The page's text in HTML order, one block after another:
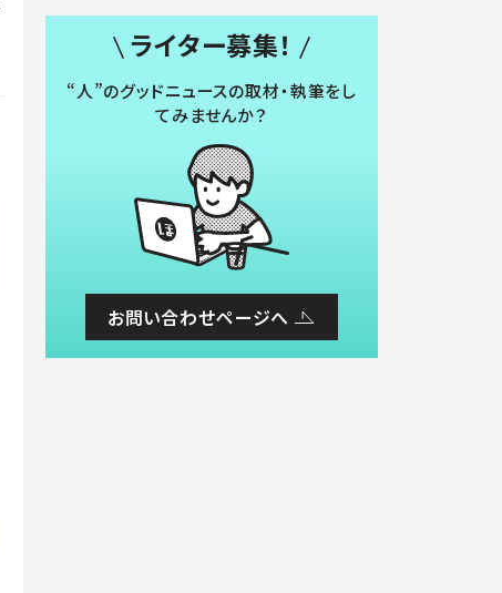
ライター募集！
“人”のグッドニュースの取材・執筆をし
てみませんか？
お問い合わせページへ